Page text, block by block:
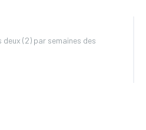
(2) par semaines des